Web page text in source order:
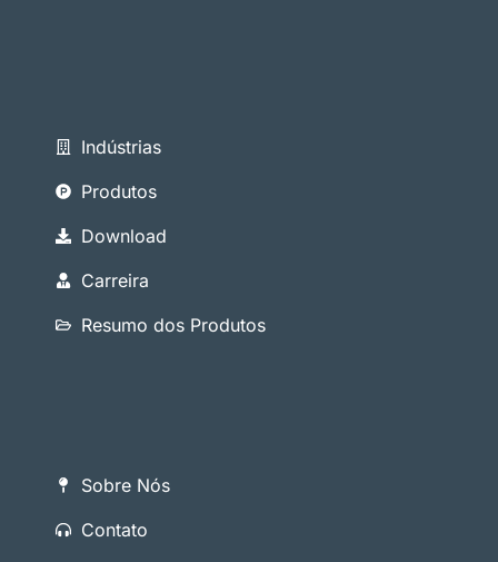
Indústrias
Produtos
Download
Carreira
Resumo dos Produtos
Sobre Nós
Contato